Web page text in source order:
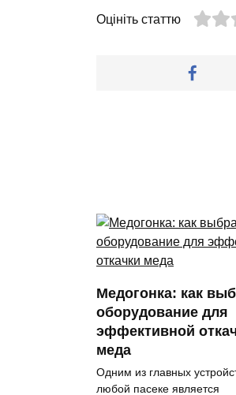
Оцініть статтю
Медогонка: как
оборудование для
эффективной
меда
Одним из главных
любой пасеке является